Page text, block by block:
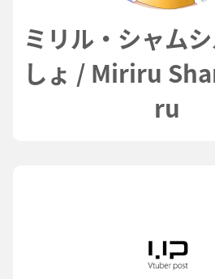
ミリル・シャム
しょ / Miriru
ru